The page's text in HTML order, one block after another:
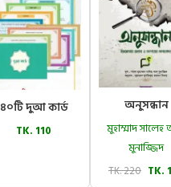
৪০টি দুআ কার্ড
TK. 110
অনুসন্ধান
মুহাম্মাদ
মুনাজ্জিদ
TK. 220 TK.